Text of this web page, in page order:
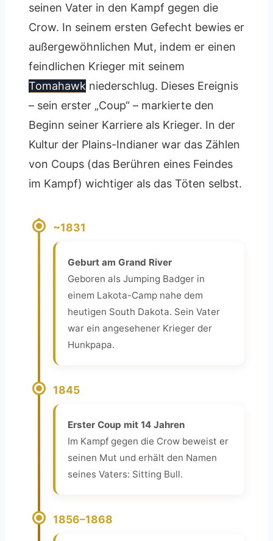
seinen Vater in den Kampf gegen die
Crow. In seinem ersten Gefecht bewies er
außergewöhnlichen Mut, indem er einen
feindlichen Krieger mit seinem
Tomahawk niederschlug. Dieses Ereignis
– sein erster „Coup“ – markierte den
Beginn seiner Karriere als Krieger. In der
Kultur der Plains-Indianer war das Zählen
von Coups (das Berühren eines Feindes
im Kampf) wichtiger als das Töten selbst.
~1831
Geburt am Grand River
Geboren als Jumping Badger in
einem Lakota-Camp nahe dem
heutigen South Dakota. Sein Vater
war ein angesehener Krieger der
Hunkpapa.
1845
Erster Coup mit 14 Jahren
Im Kampf gegen die Crow beweist er
seinen Mut und erhält den Namen
seines Vaters: Sitting Bull.
1856–1868